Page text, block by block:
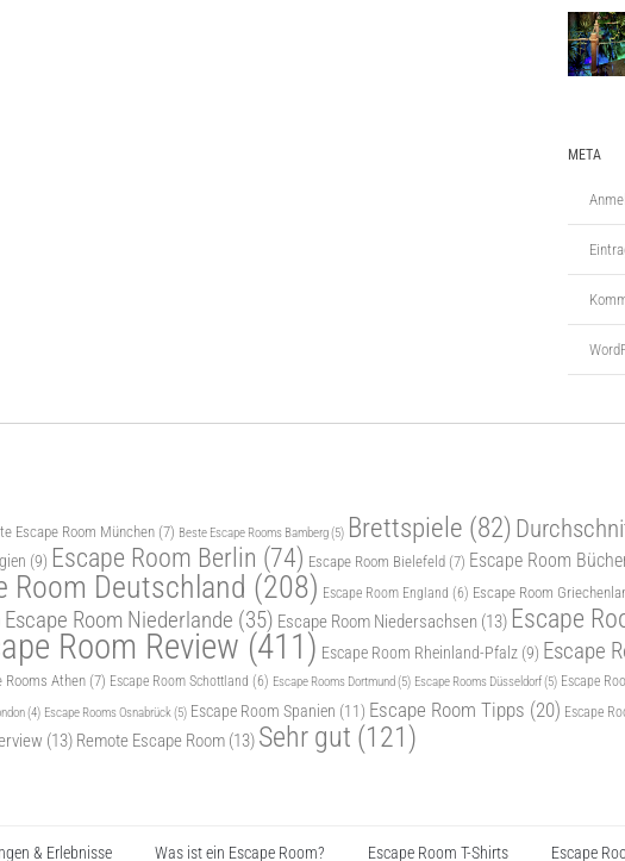
META
Escape Room München (7) Beste Escape Rooms Bamberg(5) Brettspiele (82)
(9) Escape Room Berlin (74) Escape Room Bielefeld (7) Escape Room
Room Deutschland (208) Escape Room England (6) Escape Room
Escape Room Niederlande (35) Escape Room Niedersachsen (13) Escape
Room Review (411) Escape Room Rheinland-Pfalz (9) Escape
Rooms Athen (7) Escape Room Schottland (6) Escape Rooms Dortmund(5) Escape Rooms Düsseldorf(5) Escape
(4) Escape Rooms Osnabrück(5) Escape Room Spanien (11) Escape Room Tipps (20) Escape
(13) Remote Escape Room (13) Sehr gut (121)
& Erlebnisse Was ist ein Escape Room? Escape Room T-Shirts Escape